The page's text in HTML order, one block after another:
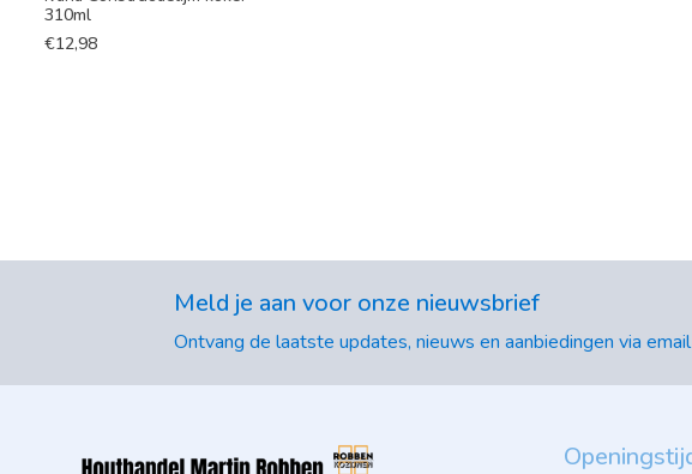
310ml
€12,98
Meld je aan voor onze nieuwsbrief
Ontvang de laatste updates, nieuws en aanbiedingen via email